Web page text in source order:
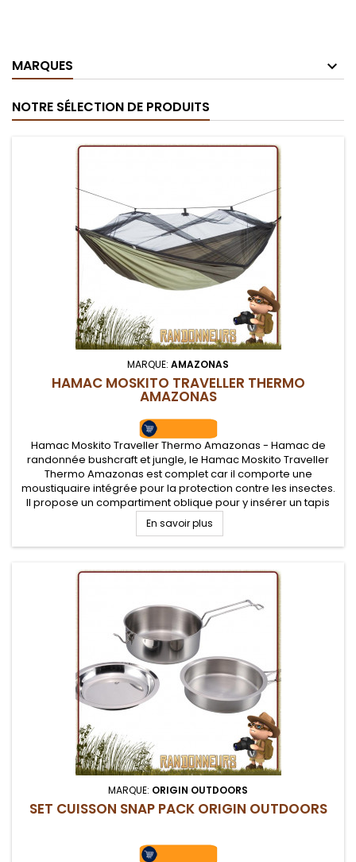
MARQUES
NOTRE SÉLECTION DE PRODUITS
MARQUE: AMAZONAS
HAMAC MOSKITO TRAVELLER THERMO
AMAZONAS
Hamac Moskito Traveller Thermo Amazonas - Hamac de
randonnée bushcraft et jungle, le Hamac Moskito Traveller
Thermo Amazonas est complet car il comporte une
moustiquaire intégrée pour la protection contre les insectes.
Il propose un compartiment oblique pour y insérer un tapis
de sol de type trekking et assurer un meilleur confort de
couchage, tout en...
En savoir plus
MARQUE: ORIGIN OUTDOORS
SET CUISSON SNAP PACK ORIGIN OUTDOORS